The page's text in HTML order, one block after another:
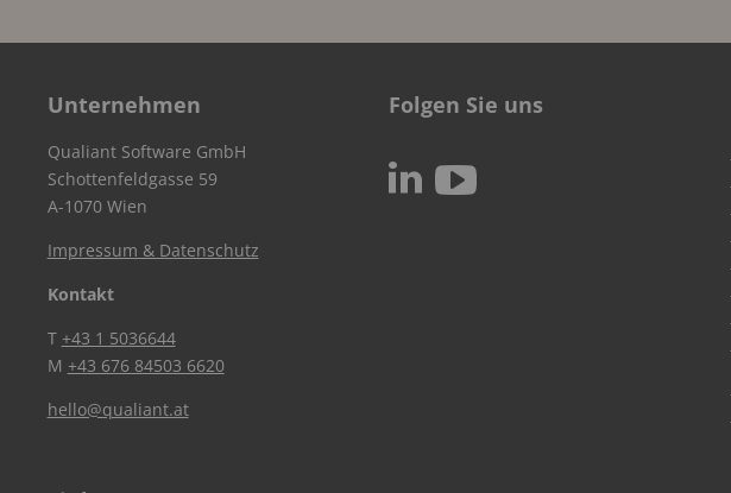
Unternehmen
Qualiant Software GmbH
Schottenfeldgasse 59
A-1070 Wien
Impressum & Datenschutz
Kontakt
T +43 1 5036644
M +43 676 84503 6620
hello@qualiant.at
Folgen Sie uns
N c